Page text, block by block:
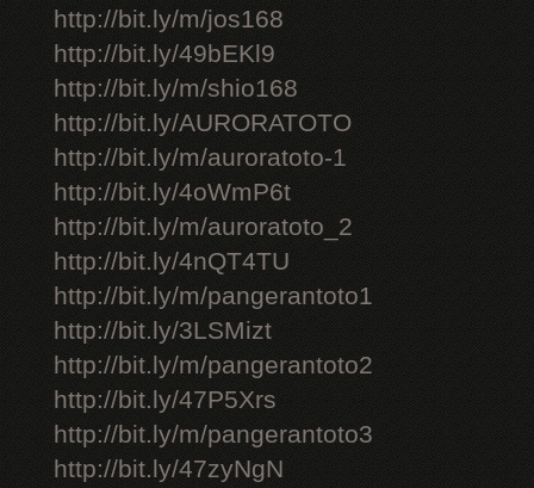
http://bit.ly/m/jos168
http://bit.ly/49bEKl9
http://bit.ly/m/shio168
http://bit.ly/AURORATOTO
http://bit.ly/m/auroratoto-1
http://bit.ly/4oWmP6t
http://bit.ly/m/auroratoto_2
http://bit.ly/4nQT4TU
http://bit.ly/m/pangerantoto1
http://bit.ly/3LSMizt
http://bit.ly/m/pangerantoto2
http://bit.ly/47P5Xrs
http://bit.ly/m/pangerantoto3
http://bit.ly/47zyNgN